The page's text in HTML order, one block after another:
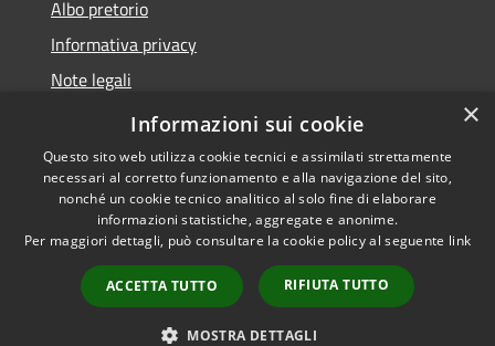
Albo pretorio
Informativa privacy
Note legali
Dichiarazione di accessibilità
Accessibilità
Copyright © 2026 • Comune di
Cermenate • Powered by
Municipium•
Accesso
redazione
×
Informazioni sui cookie
Questo sito web utilizza cookie tecnici e assimilati strettamente
necessari al corretto funzionamento e alla navigazione del sito,
nonché un cookie tecnico analitico al solo fine di elaborare
informazioni statistiche, aggregate e anonime.
Per maggiori dettagli, può consultare la cookie policy al seguente link
ACCETTA TUTTO RIFIUTA TUTTO
MOSTRA DETTAGLI